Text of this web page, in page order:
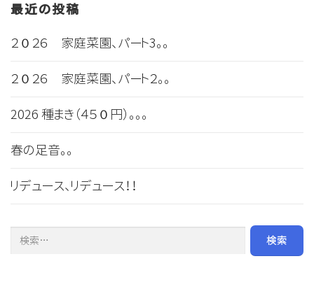
最近の投稿
２０２６ 家庭菜園、パート3。。
２０２６ 家庭菜園、パート２。。
2026 種まき（４５０円）。。。
春の足音。。
リデュース、リデュース！！